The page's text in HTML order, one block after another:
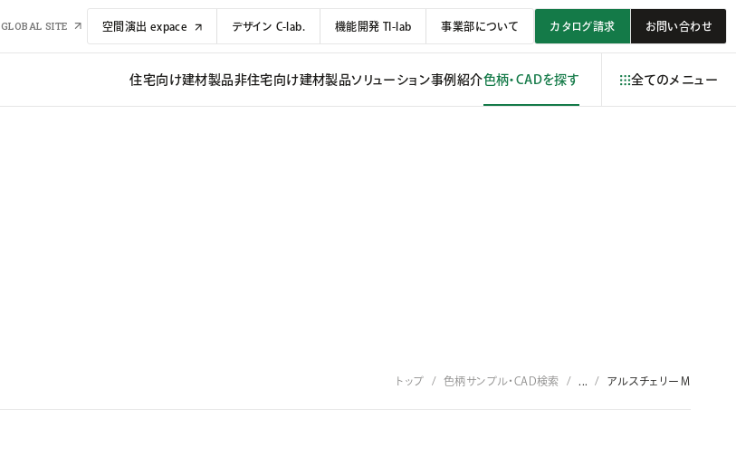
GLOBAL SITE 空間演出 expace デザイン C-lab. 機能開発 TI-lab 事業部について カタログ請求 お問い合わせ
住宅向け建材​​製品非住宅向け建材​​製品ソリューション事例紹介色柄・CADを探す 全てのメニュー
トップ 色柄サンプル・CAD検索 アルスチェリーＭ